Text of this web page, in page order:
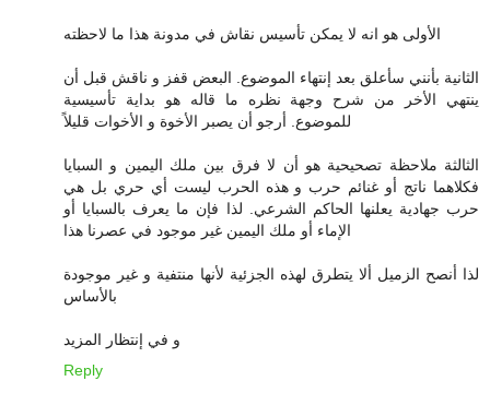
الأولى هو انه لا يمكن تأسيس نقاش في مدونة هذا ما لاحظته
الثانية بأنني سأعلق بعد إنتهاء الموضوع. البعض قفز و ناقش قبل أن
ينتهي الأخر من شرح وجهة نظره ما قاله هو بداية تأسيسية
للموضوع. أرجو أن يصبر الأخوة و الأخوات قليلاً
الثالثة ملاحظة تصحيحية هو أن لا فرق بين ملك اليمين و السبايا
فكلاهما ناتج أو غنائم حرب و هذه الحرب ليست أي حري بل هي
حرب جهادية يعلنها الحاكم الشرعي. لذا فإن ما يعرف بالسبايا أو
الإماء أو ملك اليمين غير موجود في عصرنا هذا
لذا أنصح الزميل ألا يتطرق لهذه الجزئية لأنها منتفية و غير موجودة
بالأساس
و في إنتظار المزيد
Reply